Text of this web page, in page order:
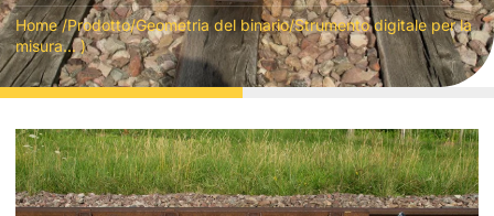
Home/Prodotto/Geometria del binario/Strumento digitale per la
misura... )